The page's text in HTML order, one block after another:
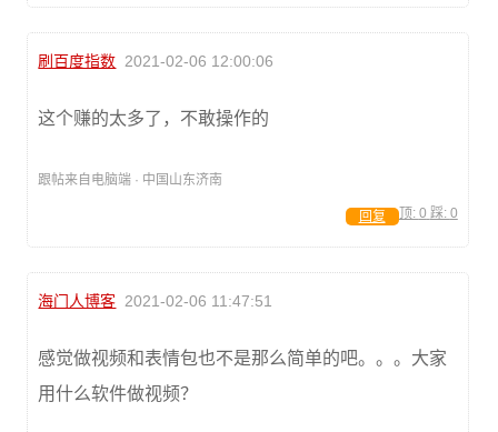
刷百度指数 2021-02-06 12:00:06
这个赚的太多了，不敢操作的
跟帖来自电脑端 · 中国山东济南
顶: 0 踩: 0
回复
海门人博客 2021-02-06 11:47:51
感觉做视频和表情包也不是那么简单的吧。。。大家
用什么软件做视频？